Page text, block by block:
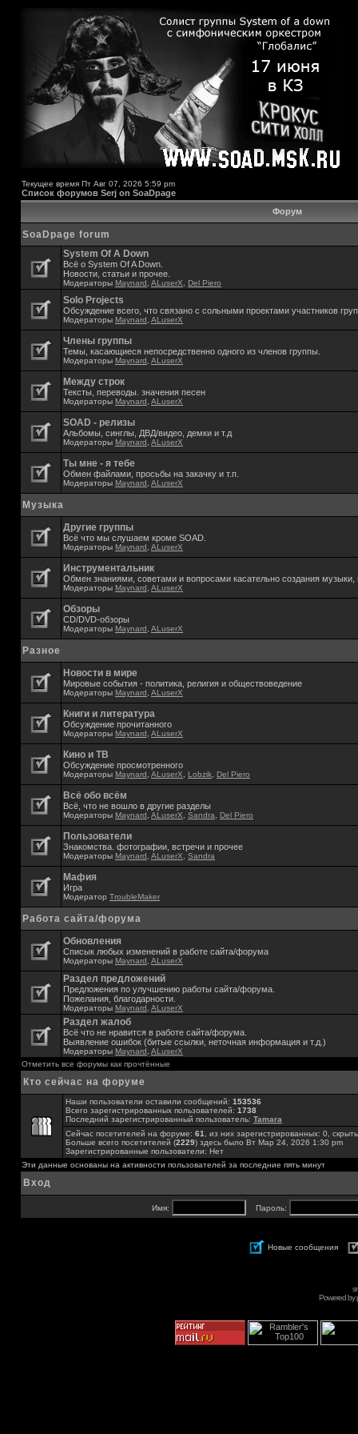
Текущее время Пт Авг 07, 2026 5:59 pm
Список форумов Serj on SoaDpage
Форум
SoaDpage forum
System Of A Down
Всё о System Of A Down.
Новости, статьи и прочее.
Модераторы Maynard ALuserX Del Piero
Solo Projects
Обсуждение всего, что связано с сольными проектами участников
Модераторы Maynard ALuserX
Члены группы
Темы, касающиеся непосредственно одного из членов группы.
Модераторы Maynard ALuserX
Между строк
Тексты, переводы. значения песен
Модераторы Maynard ALuserX
SOAD - релизы
Альбомы, синглы, ДВД/видео, демки и т.д
Модераторы Maynard ALuserX
Ты мне - я тебе
Обмен файлами, просьбы на закачку и т.п.
Модераторы Maynard ALuserX
Музыка
Другие группы
Всё что мы слушаем кроме SOAD.
Модераторы Maynard ALuserX
Инструментальник
Обмен знаниями, советами и вопросами касательно создания музыки,
Модераторы Maynard ALuserX
Обзоры
CD/DVD-обзоры
Модераторы Maynard ALuserX
Разное
Новости в мире
Мировые события - политика, религия и обществоведение
Модераторы Maynard ALuserX
Книги и литература
Обсуждение прочитанного
Модераторы Maynard ALuserX
Кино и ТВ
Обсуждение просмотренного
Модераторы Maynard ALuserX Lobzik Del Piero
Всё обо всём
Всё, что не вошло в другие разделы
Модераторы Maynard ALuserX Sandra Del Piero
Пользователи
Знакомства. фотографии, встречи и прочее
Модераторы Maynard ALuserX Sandra
Мафия
Игра
Модератор TroubleMaker
Работа сайта/форума
Обновления
Списык любых изменений в работе сайта/форума
Модераторы Maynard ALuserX
Раздел предложений
Предложения по улучшению работы сайта/форума.
Пожелания, благодарности.
Модераторы Maynard ALuserX
Раздел жалоб
Всё что не нравится в работе сайта/форума.
Выявление ошибок (битые ссылки, неточная информация и т.д.)
Модераторы Maynard ALuserX
Отметить все форумы как прочтённые
Кто сейчас на форуме
Наши пользователи оставили сообщений: 153536
Всего зарегистрированных пользователей: 1738
Последний зарегистрированный пользователь: Tamara
Сейчас посетителей на форуме: 61
, из них зарегистрированных: 0,
Больше всего посетителей (2229) здесь было Вт Мар 24, 2026 1:30 pm
Зарегистрированные пользователи: Нет
Эти данные основаны на активности пользователей за последние пять минут
Вход
Имя: Пароль:
Новые сообщения
Powered by